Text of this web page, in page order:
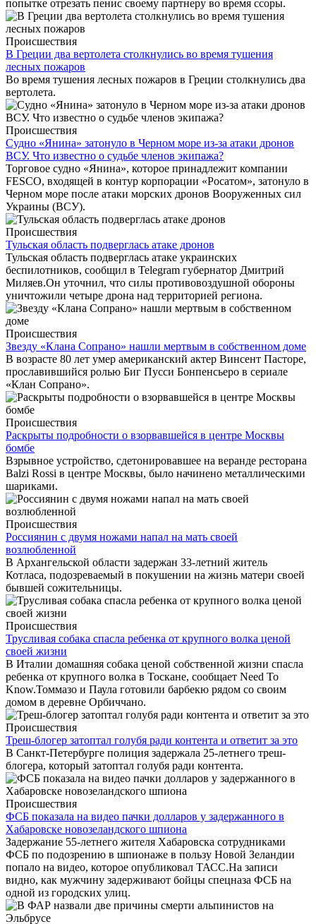
попытке отрезать пенис своему партнеру во время ссоры.
Происшествия
В Греции два вертолета столкнулись во время тушения
лесных пожаров
Во время тушения лесных пожаров в Греции столкнулись два
вертолета.
Происшествия
Судно «Янина» затонуло в Черном море из-за атаки дронов
ВСУ. Что известно о судьбе членов экипажа?
Торговое судно «Янина», которое принадлежит компании
FESCO, входящей в контур корпорации «Росатом», затонуло в
Черном море после атаки морских дронов Вооруженных сил
Украины (ВСУ).
Происшествия
Тульская область подверглась атаке дронов
Тульская область подверглась атаке украинских
беспилотников, сообщил в Telegram губернатор Дмитрий
Миляев.Он уточнил, что силы противовоздушной обороны
уничтожили четыре дрона над территорией региона.
Происшествия
Звезду «Клана Сопрано» нашли мертвым в собственном доме
В возрасте 80 лет умер американский актер Винсент Пасторе,
прославившийся ролью Биг Пусси Бонпенсьеро в сериале
«Клан Сопрано».
Происшествия
Раскрыты подробности о взорвавшейся в центре Москвы
бомбе
Взрывное устройство, сдетонировавшее на веранде ресторана
Balzi Rossi в центре Москвы, было начинено металлическими
шариками.
Происшествия
Россиянин с двумя ножами напал на мать своей
возлюбленной
В Архангельской области задержан 33-летний житель
Котласа, подозреваемый в покушении на жизнь матери своей
бывшей сожительницы.
Происшествия
Трусливая собака спасла ребенка от крупного волка ценой
своей жизни
В Италии домашняя собака ценой собственной жизни спасла
ребенка от крупного волка в Тоскане, сообщает Need To
Know.Томмазо и Паула готовили барбекю рядом со своим
домом в деревне Орбиччано.
Происшествия
Треш-блогер затоптал голубя ради контента и ответит за это
В Санкт-Петербурге полиция задержала 25-летнего треш-
блогера, который затоптал голубя ради контента.
Происшествия
ФСБ показала на видео пачки долларов у задержанного в
Хабаровске новозеландского шпиона
Задержание 55-летнего жителя Хабаровска сотрудниками
ФСБ по подозрению в шпионаже в пользу Новой Зеландии
попало на видео, которое опубликовал ТАСС.На записи
видно, как мужчину задерживают бойцы спецназа ФСБ на
одной из городских улиц.